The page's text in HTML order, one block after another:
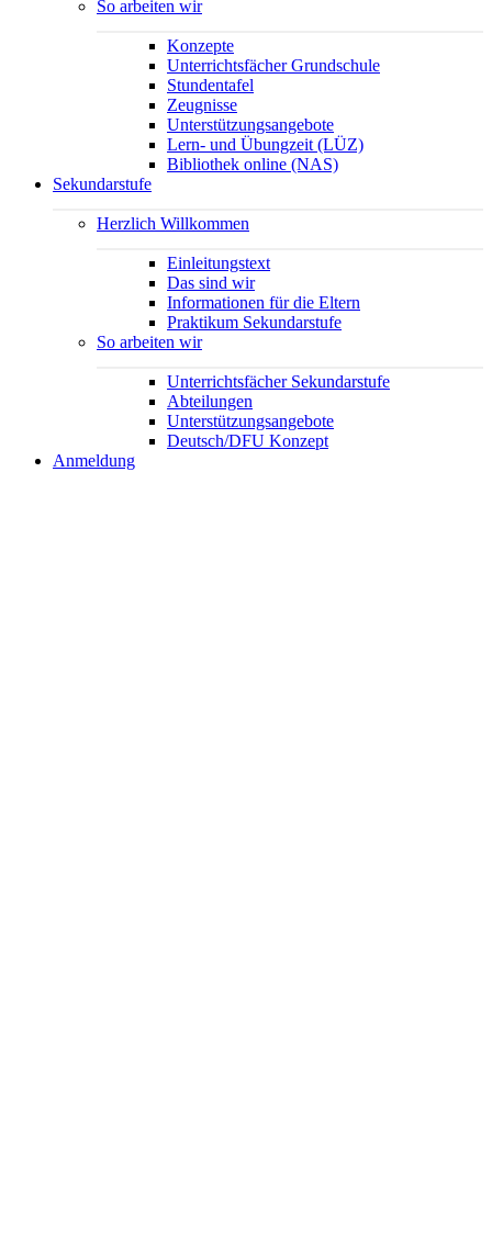
So arbeiten wir
Konzepte
Unterrichtsfächer Grundschule
Stundentafel
Zeugnisse
Unterstützungsangebote
Lern- und Übungzeit (LÜZ)
Bibliothek online (NAS)
Sekundarstufe
Herzlich Willkommen
Einleitungstext
Das sind wir
Informationen für die Eltern
Praktikum Sekundarstufe
So arbeiten wir
Unterrichtsfächer Sekundarstufe
Abteilungen
Unterstützungsangebote
Deutsch/DFU Konzept
Anmeldung